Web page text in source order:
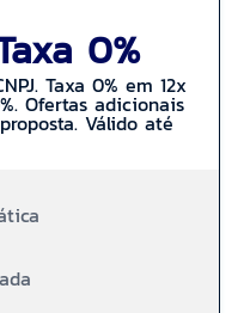
0%
Taxa 0% em 12x
Ofertas adicionais
Válido até